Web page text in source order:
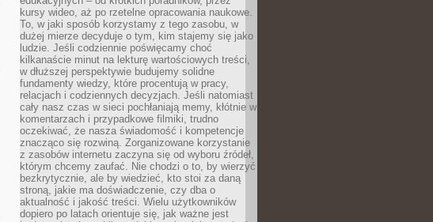
kursy wideo, aż po rzetelne opracowania naukowe.
To, w jaki sposób korzystamy z tego zasobu, w
dużej mierze decyduje o tym, kim stajemy się jako
ludzie. Jeśli codziennie poświęcamy choć
kilkanaście minut na lekturę wartościowych treści,
w dłuższej perspektywie budujemy solidne
fundamenty wiedzy, które procentują w pracy,
relacjach i codziennych decyzjach. Jeśli natomiast
cały nasz czas w sieci pochłaniają memy, kłótnie w
komentarzach i przypadkowe filmiki, trudno
oczekiwać, że nasza świadomość i kompetencje
znacząco się rozwiną. Zorganizowane korzystanie
z zasobów internetu zaczyna się od wyboru źródeł,
którym chcemy zaufać. Nie chodzi o to, by wierzyć
bezkrytycznie, ale by wiedzieć, kto stoi za daną
stroną, jakie ma doświadczenie, czy dba o
aktualność i jakość treści. Wielu użytkowników
dopiero po latach orientuje się, jak ważne jest